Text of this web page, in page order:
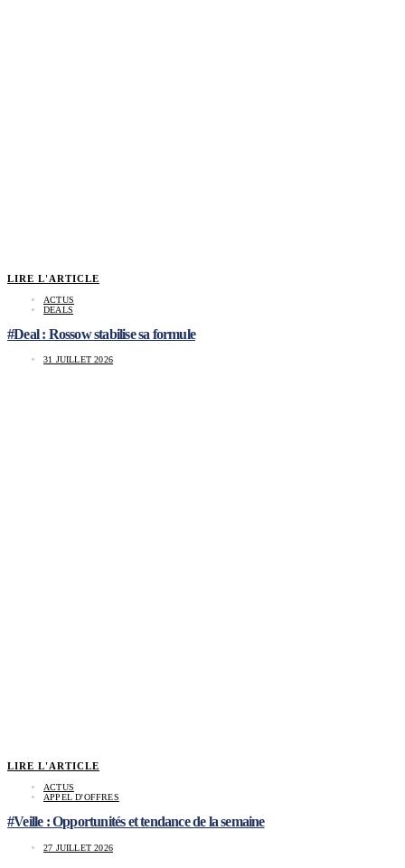
LIRE L'ARTICLE
ACTUS
DEALS
#Deal : Rossow stabilise sa formule
31 JUILLET 2026
LIRE L'ARTICLE
ACTUS
APPEL D'OFFRES
#Veille : Opportunités et tendance de la semaine
27 JUILLET 2026